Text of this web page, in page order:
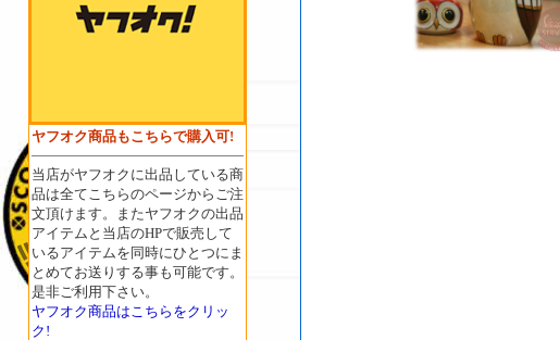
ヤフオク商品もこちらで購入可!
当店がヤフオクに出品している商
品は全てこちらのページからご注
文頂けます。またヤフオクの出品
アイテムと当店のHPで販売して
いるアイテムを同時にひとつにま
とめてお送りする事も可能です。
是非ご利用下さい。
ヤフオク商品はこちらをクリッ
ク!